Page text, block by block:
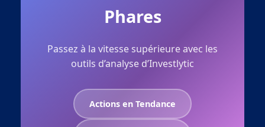
Phares
Passez à la vitesse supérieure avec les
outils d’analyse d’Investlytic
Actions en Tendance